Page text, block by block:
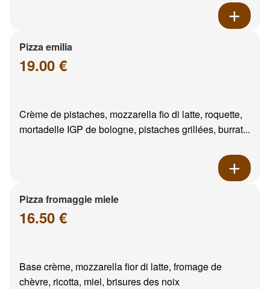
Pizza emilia
19.00 €
Crème de pistaches, mozzarella fio di latte, roquette,
mortadelle IGP de bologne, pistaches grillées, burrat...
Pizza fromaggie miele
16.50 €
Base crème, mozzarella fior di latte, fromage de
chèvre, ricotta, miel, brisures des noix